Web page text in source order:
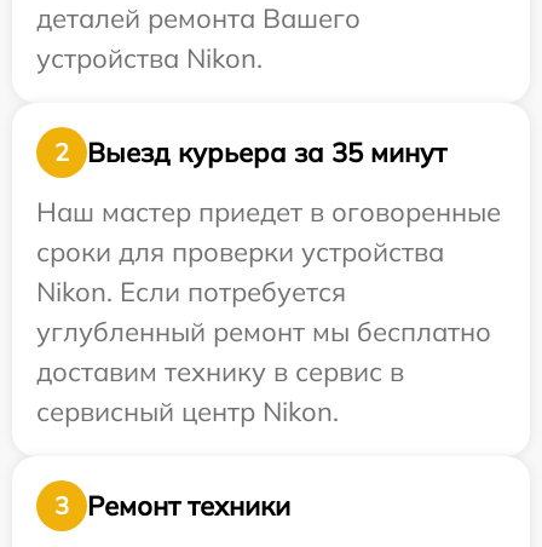
деталей ремонта Вашего
устройства Nikon.
2
Выезд курьера за 35 минут
Наш мастер приедет в оговоренные
сроки для проверки устройства
Nikon. Если потребуется
углубленный ремонт мы бесплатно
доставим технику в сервис в
сервисный центр Nikon.
3
Ремонт техники